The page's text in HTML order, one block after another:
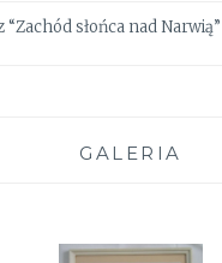
słońca nad Narwią”
GALERIA